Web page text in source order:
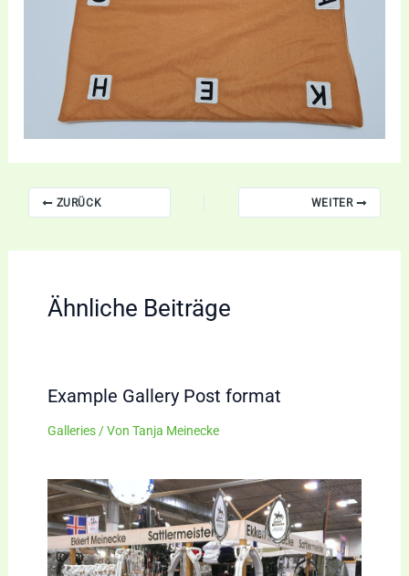
ZURÜCK WEITER
Ähnliche Beiträge
Example Gallery Post format
Galleries/ Von Tanja Meinecke